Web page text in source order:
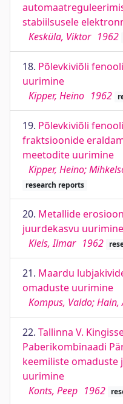
stabiilsusele
Kesküla, Viktor 1962
18. Põlevkiviõli
uurimine
Kipper, Heino 1962
19. Põlevkiviõli
fraktsioonide
meetodite uurimine
Kipper, Heino;
research reports
20. Metallide
juurdekasvu
Kleis, Ilmar 1962
21. Maardu
omaduste uurimine
Kompus, Valdo; Hain,
22. Tallinna V.
Paberikombinaadi
keemiliste omaduste
uurimine
Konts, Peep 1962